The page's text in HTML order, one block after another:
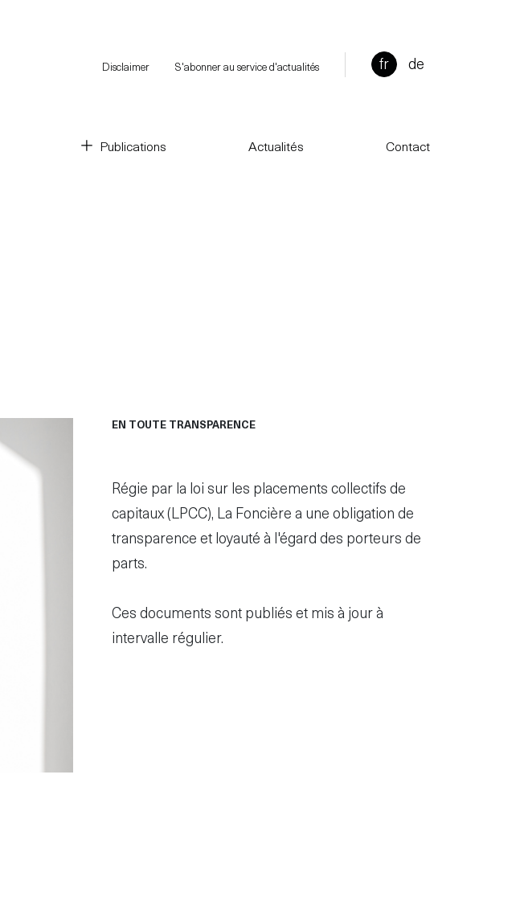
Publications Actualités Contact
Disclaimer S'abonner au service d'actualités fr de
EN TOUTE TRANSPARENCE
Régie par la loi sur les placements collectifs de
capitaux (LPCC), La Foncière a une obligation de
transparence et loyauté à l'égard des porteurs de
parts.
Ces documents sont publiés et mis à jour à
intervalle régulier.